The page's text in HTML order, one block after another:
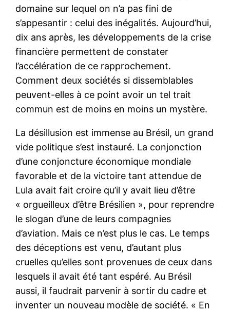
domaine sur lequel on n’a pas fini de
s’appesantir : celui des inégalités. Aujourd’hui,
dix ans après, les développements de la crise
financière permettent de constater
l’accélération de ce rapprochement.
Comment deux sociétés si dissemblables
peuvent-elles à ce point avoir un tel trait
commun est de moins en moins un mystère.
La désillusion est immense au Brésil, un grand
vide politique s’est instauré. La conjonction
d’une conjoncture économique mondiale
favorable et de la victoire tant attendue de
Lula avait fait croire qu’il y avait lieu d’être
« orgueilleux d’être Brésilien », pour reprendre
le slogan d’une de leurs compagnies
d’aviation. Mais ce n’est plus le cas. Le temps
des déceptions est venu, d’autant plus
cruelles qu’elles sont provenues de ceux dans
lesquels il avait été tant espéré. Au Brésil
aussi, il faudrait parvenir à sortir du cadre et
inventer un nouveau modèle de société. « En